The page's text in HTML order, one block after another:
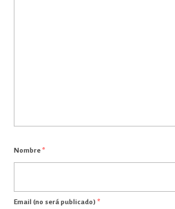
Nombre*
Email (no será publicado) *